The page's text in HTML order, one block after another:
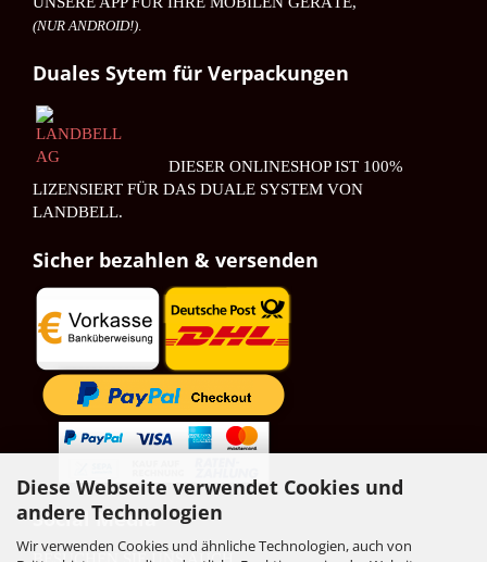
Diese Webseite verwendet Cookies und
andere Technologien
Wir verwenden Cookies und ähnliche Technologien, auch von
Nutzungsbedingungen von Google Maps finden
sie unter:
ZU GOOGLE MAPS
(NUR ANDROID!).
Duales Sytem für Verpackungen
DIESER ONLINESHOP IST 100%
LIZENSIERT FÜR DAS DUALE SYSTEM VON
LANDBELL.
Sicher bezahlen & versenden
Social Media